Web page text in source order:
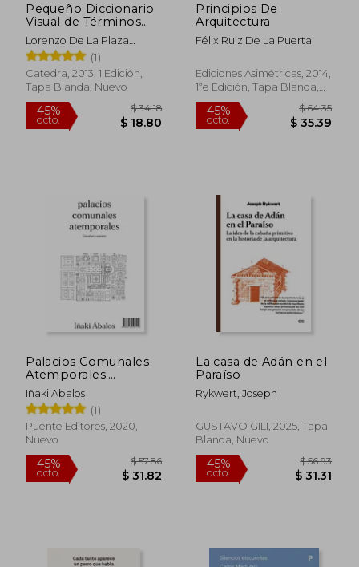
45%
dcto.
Pequeño Diccionario
Visual de Términos
Arquitectónicos
Lorenzo De La Plaza
Escudero;
Adoraci&Oacute;N Morales
G&Oacute;Mez;
Jos&Eacute; Mar&Iacute;A
Mart&Iacute;Nez Murillo
(1)
Catedra, 2013, 1 Edición,
Tapa Blanda, Nuevo
Principios De
Arquitectura
Félix Ruiz De La Puerta
Ediciones Asimétricas, 2014,
1ªe Edición, Tapa Blanda,
Nuevo
Palacios Comunales
Atemporales.
Genealogia y
Autonomia
Iñaki Abalos
(1)
Puente Editores, 2020,
Nuevo
La casa de Adán en el
Paraíso
Rykwert, Joseph
GUSTAVO GILI, 2025, Tapa
Blanda, Nuevo